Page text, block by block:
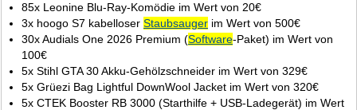
85x Leonine Blu‑Ray‑Komödie im Wert von 20€
3x hoogo S7 kabelloser Staubsauger im Wert von 500€
30x Audials One 2026 Premium (Software‑Paket) im Wert von
100€
5x Stihl GTA 30 Akku‑Gehölzschneider im Wert von 329€
5x Grüezi Bag Lightful DownWool Jacket im Wert von 320€
5x CTEK Booster RB 3000 (Starthilfe + USB‑Ladegerät) im Wert